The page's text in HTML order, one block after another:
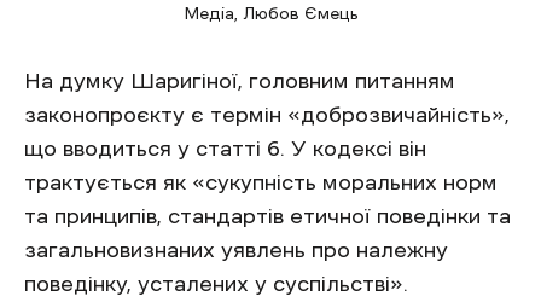
Медіа, Любов Ємець
На думку Шаригіної, головним питанням
законопроєкту є термін «доброзвичайність»,
що вводиться у статті 6. У кодексі він
трактується як «сукупність моральних норм
та принципів, стандартів етичної поведінки та
загальновизнаних уявлень про належну
поведінку, усталених у суспільстві».